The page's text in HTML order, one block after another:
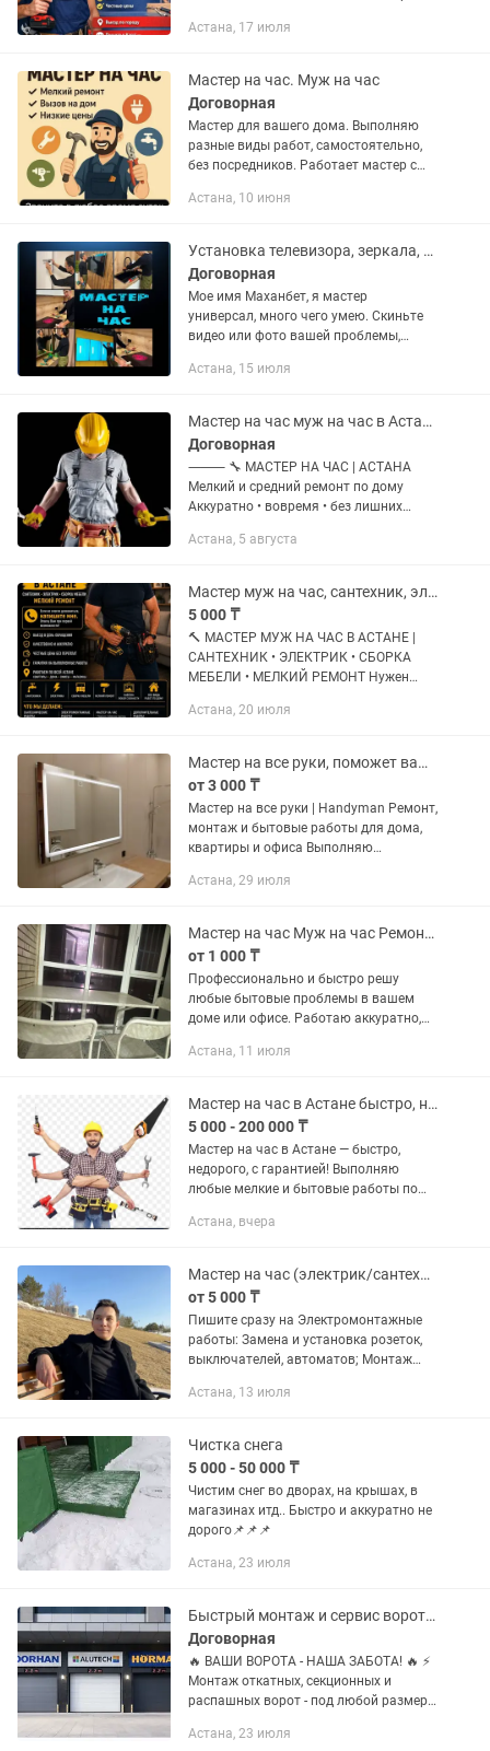
Устранение протечек ✅ Установка
Астана, 17 июля
Мастер на час. Муж на час
Договорная
Мастер для вашего дома. Выполняю
разные виды работ, самостоятельно,
без посредников. Работает мастер с
Оплата договорная [в зависимости от
Астана, 10 июня
Установка телевизора, зеркала, турника, люстры, интерактивной панели
Договорная
Мое имя Маханбет, я мастер
универсал, много чего умею. Скиньте
видео или фото вашей проблемы,
сантехник - плотник Быстро, аккуратно
Астана, 15 июля
Мастер на час муж на час в Астане быстро и качественно
Договорная
⸻ 🔧 МАСТЕР НА ЧАС | АСТАНА
Мелкий и средний ремонт по дому
Аккуратно • вовремя • без лишних
светильников ✅ Розетки, выключатели
Стиральные...
Астана, 5 августа
Мастер муж на час, сантехник, электрик, сборка мебели, мелкий ремонт
5 000 ₸
🔨 МАСТЕР МУЖ НА ЧАС В АСТАНЕ |
САНТЕХНИК • ЭЛЕКТРИК • СБОРКА
МЕБЕЛИ • МЕЛКИЙ РЕМОНТ Нужен
Выполним любые мелкие работы по
коммерческому помещению...
Астана, 20 июля
Мастер на все руки, поможет вам по дому! Есть ИП!
от 3 000 ₸
Мастер на все руки | Handyman Ремонт,
монтаж и бытовые работы для дома,
квартиры и офиса Выполняю
Работаю с частными клиентами и
Астана, 29 июля
Мастер на час Муж на час Ремонт и бытовые услуги
от 1 000 ₸
Профессионально и быстро решу
любые бытовые проблемы в вашем
доме или офисе. Работаю аккуратно,
чистоту после выполнения работ и
Астана, 11 июля
Мастер на час в Астане быстро, недорого, с гарантией!
5 000 - 200 000 ₸
Мастер на час в Астане — быстро,
недорого, с гарантией! Выполняю
любые мелкие и бытовые работы по
ответственно — как для себя. Оплата
Астана, вчера
Мастер на час (электрик/сантехник/ремонт бытовой техники)
от 5 000 ₸
Пишите сразу на Электромонтажные
работы: Замена и установка розеток,
выключателей, автоматов; Монтаж
электропроводки; Установка и
Астана, 13 июля
Чистка снега
5 000 - 50 000 ₸
Чистим снег во дворах, на крышах, в
магазинах итд.. Быстро и аккуратно не
дорого📌📌📌
Астана, 23 июля
Быстрый монтаж и сервис ворот - установка, ремонт, пульты!
Договорная
🔥 ВАШИ ВОРОТА - НАША ЗАБОТА! 🔥 ⚡
Монтаж откатных, секционных и
распашных ворот - под любой размер
конструкций - быстро и качественно 📡
Астана, 23 июля